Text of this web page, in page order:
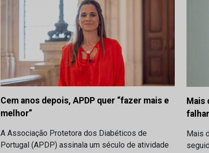
Cem anos depois, APDP quer “fazer mais e
melhor”
A Associação Protetora dos Diabéticos de
Portugal (APDP) assinala um século de atividade
Mais
Mais